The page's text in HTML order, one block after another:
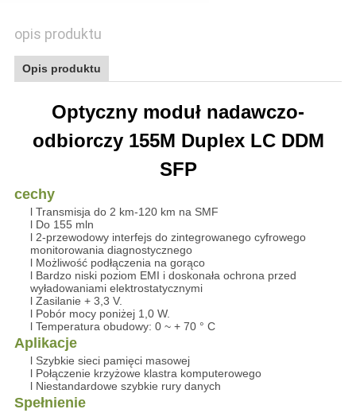
opis produktu
Opis produktu
Optyczny moduł nadawczo-
odbiorczy 155M Duplex LC DDM
SFP
cechy
l Transmisja do 2 km-120 km na SMF
l Do 155 mln
l 2-przewodowy interfejs do zintegrowanego cyfrowego
monitorowania diagnostycznego
l Możliwość podłączenia na gorąco
l Bardzo niski poziom EMI i doskonała ochrona przed
wyładowaniami elektrostatycznymi
l Zasilanie + 3,3 V.
l Pobór mocy poniżej 1,0 W.
l Temperatura obudowy: 0 ~ + 70 ° C
Aplikacje
l Szybkie sieci pamięci masowej
l Połączenie krzyżowe klastra komputerowego
l Niestandardowe szybkie rury danych
Spełnienie